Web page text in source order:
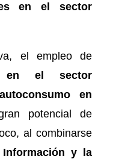
en el sector
el empleo de
en el sector
autoconsumo en
potencial de
al combinarse
y la